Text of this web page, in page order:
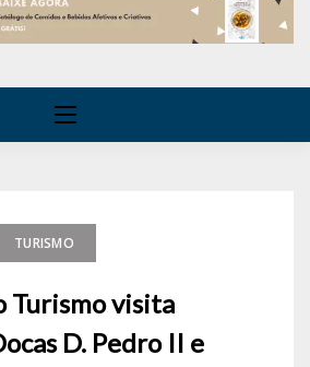
TURISMO
Turismo visita
D. Pedro II e